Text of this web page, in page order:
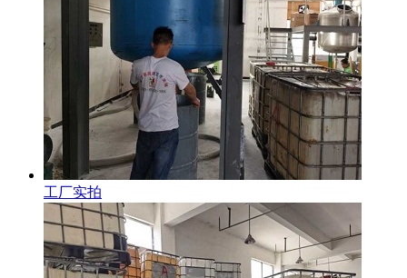
工厂实拍